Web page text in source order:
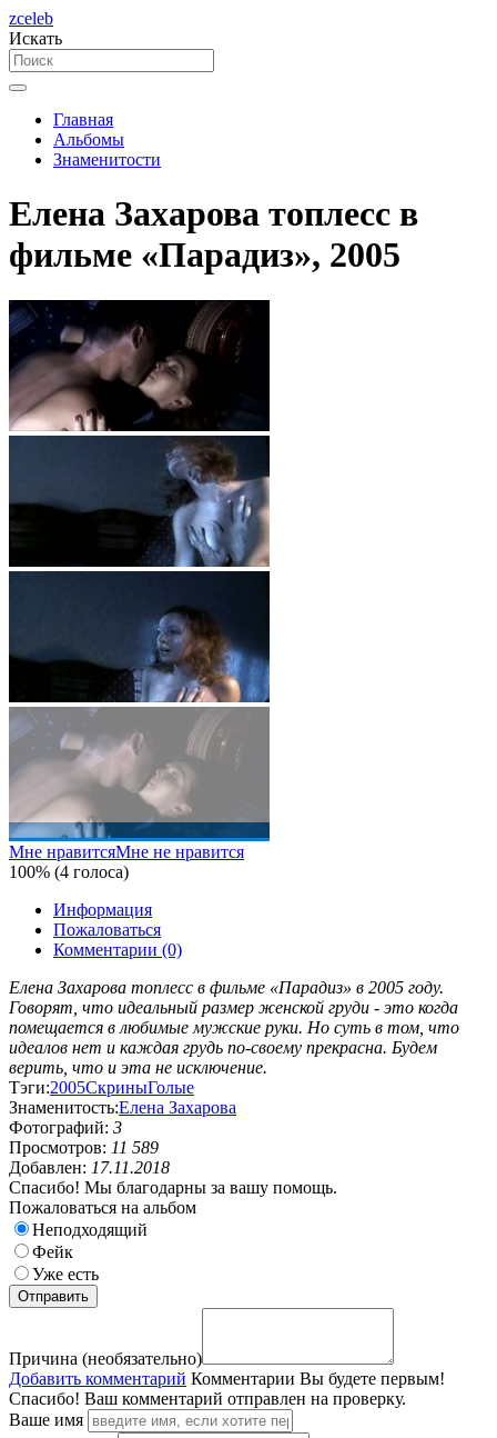
zceleb
Искать
Главная
Альбомы
Знаменитости
Елена Захарова топлесс в
фильме «Парадиз», 2005
Мне нравитсяМне не нравится
100% (4 голоса)
Информация
Пожаловаться
Комментарии (0)
Елена Захарова топлесс в фильме «Парадиз» в 2005 году.
Говорят, что идеальный размер женской груди - это когда
помещается в любимые мужские руки. Но суть в том, что
идеалов нет и каждая грудь по-своему прекрасна. Будем
верить, что и эта не исключение.
Тэги:2005СкриныГолые
Знаменитость:Елена Захарова
Фотографий: 3
Просмотров: 11 589
Добавлен: 17.11.2018
Спасибо! Мы благодарны за вашу помощь.
Пожаловаться на альбом
Неподходящий
Фейк
Уже есть
Причина (необязательно)
Добавить комментарий Комментарии Вы будете первым!
Спасибо! Ваш комментарий отправлен на проверку.
Ваше имя